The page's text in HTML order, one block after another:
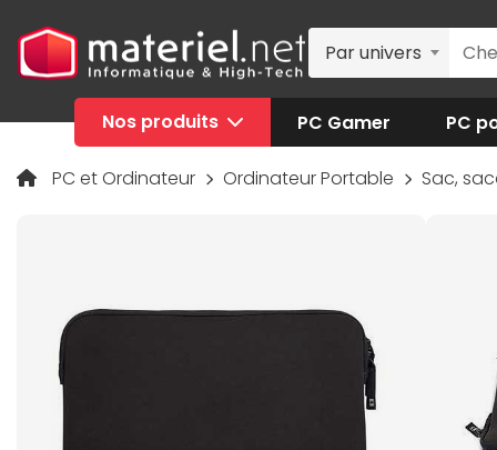
Par univers
Nos produits PC Gamer PC
PC et Ordinateur Ordinateur Portable Sac,